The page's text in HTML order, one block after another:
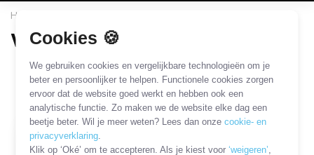
Cookies 🍪
We gebruiken cookies en vergelijkbare technologieën om je
beter en persoonlijker te helpen. Functionele cookies zorgen
ervoor dat de website goed werkt en hebben ook een
analytische functie. Zo maken we de website elke dag een
beetje beter. Wil je meer weten? Lees dan onzecookie- en
privacyverklaring
Klik op ‘Oké’ om te accepteren. Als je kiest voor‘weigeren’
Home
VGA - USB-A
1 PRODUCT
Filters SORTEER OP